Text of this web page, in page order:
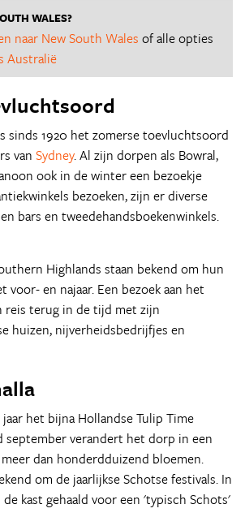
WALES?
naar New South Wales of alle opties
Australië
sinds 1920 het zomerse toevluchtsoord
van Sydney. Al zijn dorpen als Bowral,
ook in de winter een bezoekje
bezoeken, zijn er diverse
bars en tweedehandsboekenwinkels.
Highlands staan bekend om hun
en najaar. Een bezoek aan het
reis terug in de tijd met zijn
huizen, nijverheidsbedrijfjes en
het bijna Hollandse Tulip Time
september verandert het dorp in een
dan honderdduizend bloemen.
om de jaarlijkse Schotse festivals. In
kast gehaald voor een 'typisch Schots'